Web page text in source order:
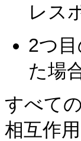
レス
2つ
た場
すべて
相互作